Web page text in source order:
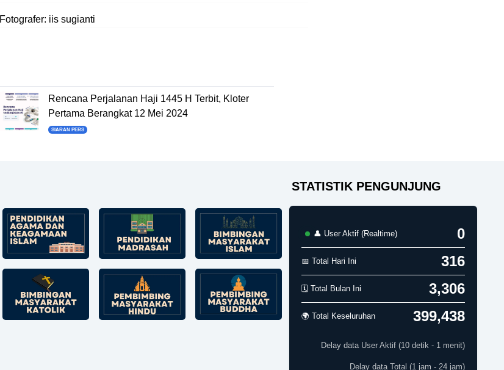
Fotografer: iis sugianti
Rencana Perjalanan Haji 1445 H Terbit, Kloter
Pertama Berangkat 12 Mei 2024
SIARAN PERS
STATISTIK PENGUNJUNG
👤 User Aktif (Realtime) 0
📅 Total Hari Ini 316
🗓️ Total Bulan Ini 3,306
🌍 Total Keseluruhan 399,438
Delay data User Aktif (10 detik - 1 menit)
Delay data Total (1 jam - 24 jam)